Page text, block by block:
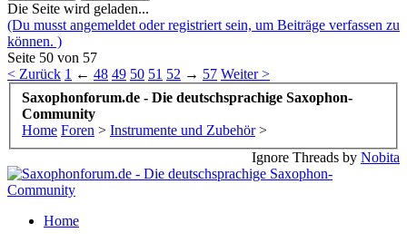
Die Seite wird geladen...
(Du musst angemeldet oder registriert sein, um Beiträge verfassen zu
können. )
Seite 50 von 57
< Zurück 1 ← 48 49 50 51 52 → 57 Weiter >
Saxophonforum.de - Die deutschsprachige Saxophon-
Community
Home Foren > Instrumente und Zubehör >
Ignore Threads by Nobita
Home